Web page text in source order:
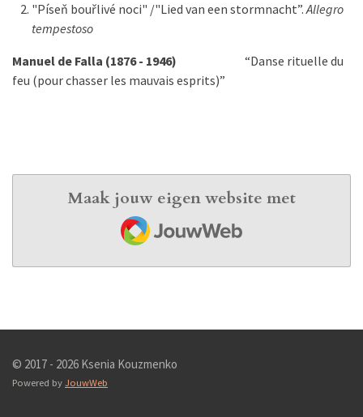
"Píseň bouřlivé noci" /"Lied van een stormnacht”.Allegro
tempestoso
Manuel de Falla (1876 - 1946)
“Danse rituelle du
feu (pour chasser les mauvais esprits)”
Maak jouw eigen website met
JouwWeb
© 2017 - 2026 Ksenia Kouzmenko
Powered by JouwWeb